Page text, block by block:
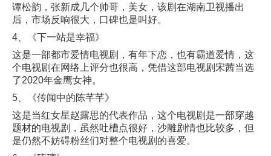
谭松韵，张新成几个帅哥，美女，该剧在湖南卫视播出
后，市场反响很大，口碑也是叫好。
4、《下一站是幸福》
这是一部都市爱情电视剧，有年下恋，也有霸道爱情，这
个电视剧在网络上评分也很高，凭借这部电视剧宋茜当选
了2020年金鹰女神。
5、《传闻中的陈芊芊》
这是当红女星赵露思的代表作品，这个电视剧是一部穿越
题材的电视剧，虽然吐槽点很好，沙雕剧情也比较多，但
是仍然不妨碍粉丝们对整个电视剧的喜爱。